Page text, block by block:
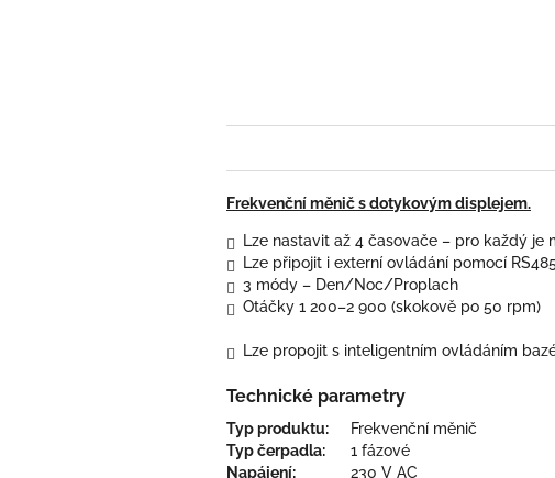
Frekvenční měnič s dotykovým displejem.
Lze nastavit až 4 časovače – pro každý je
Lze připojit i externí ovládání pomocí
3 módy – Den/Noc/Proplach
Otáčky 1 200–2 900 (skokově po 50 rpm)
Lze propojit s inteligentním ovládáním
Technické parametry
Typ produktu:
Frekvenční měnič
Typ čerpadla:
1 fázové
Napájení:
230 V AC